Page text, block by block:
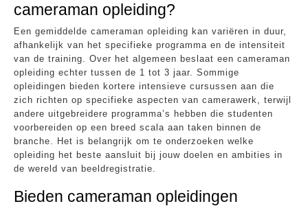
cameraman opleiding?
Een gemiddelde cameraman opleiding kan variëren in duur,
afhankelijk van het specifieke programma en de intensiteit
van de training. Over het algemeen beslaat een cameraman
opleiding echter tussen de 1 tot 3 jaar. Sommige
opleidingen bieden kortere intensieve cursussen aan die
zich richten op specifieke aspecten van camerawerk, terwijl
andere uitgebreidere programma’s hebben die studenten
voorbereiden op een breed scala aan taken binnen de
branche. Het is belangrijk om te onderzoeken welke
opleiding het beste aansluit bij jouw doelen en ambities in
de wereld van beeldregistratie.
Bieden cameraman opleidingen